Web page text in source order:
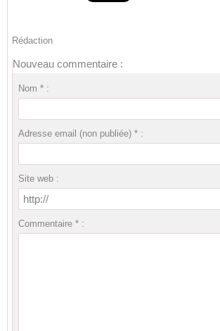
Rédaction
Nouveau commentaire :
Nom * :
Adresse email (non publiée) * :
Site web :
Commentaire * :